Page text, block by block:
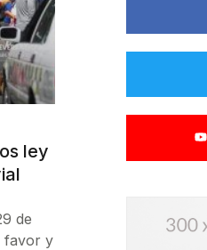
ley
de
favor y